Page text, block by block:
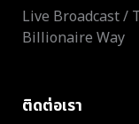
Live Broadcast /
Billionaire Way
ติดต่อเรา